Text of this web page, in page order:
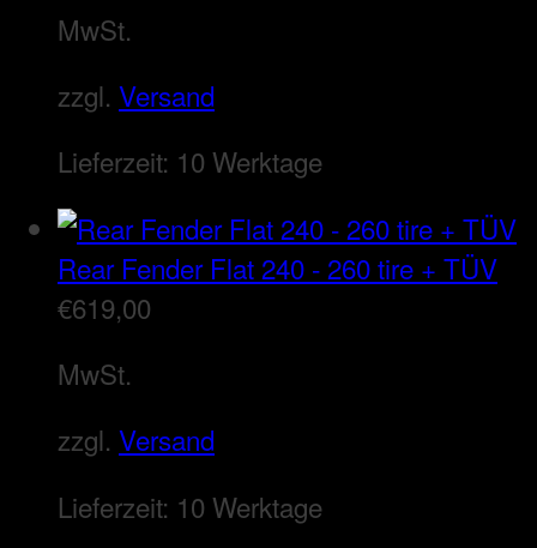
MwSt.
zzgl. Versand
Lieferzeit: 10 Werktage
Rear Fender Flat 240 - 260 tire + TÜV
€619,00
MwSt.
zzgl. Versand
Lieferzeit: 10 Werktage